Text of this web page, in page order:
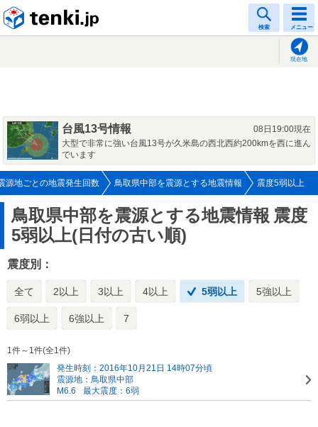
検索 メニュー
現在地
台風13号情報
08日19:00現在
大型で非常に強い台風13号が久米島の西北西約200kmを西に進ん
でいます
源地ごとの地震発生回数 鳥取県中部を震源とする地震情報 震度5弱以上
鳥取県中部を震源とする地震情報 震度
5弱以上(日付の古い順)
震度別：
全て 2以上 3以上 4以上 5弱以上 5強以上
6弱以上 6強以上 7
1件～1件(全1件)
発生時刻：2016年10月21日 14時07分頃
震源地：鳥取県中部
M6.6
最大震度：6弱